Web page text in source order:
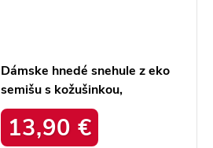
Dámske hnedé snehule z eko
semišu s kožušinkou,
platforma – 20219-4K
LEOPARD
13,90 €